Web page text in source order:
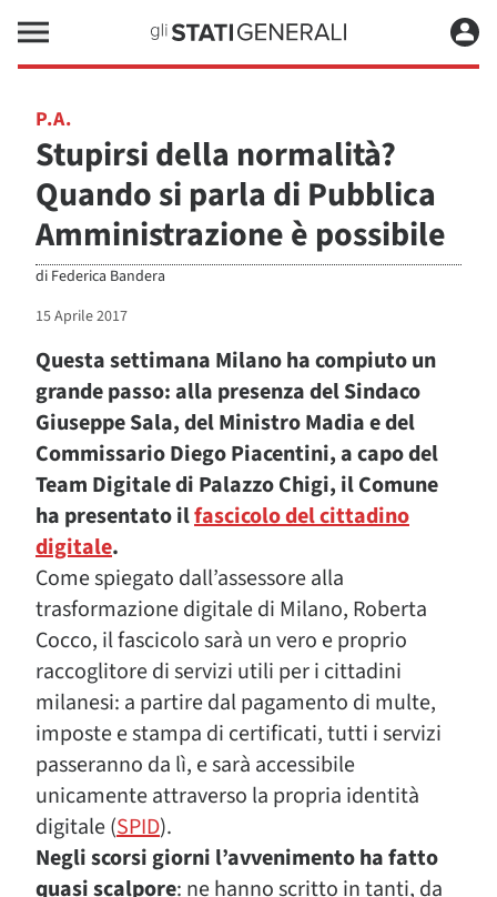
P.A.
Stupirsi della normalità?
Quando si parla di Pubblica
Amministrazione è possibile
di Federica Bandera
15 Aprile 2017
Questa settimana Milano ha compiuto un
grande passo: alla presenza del Sindaco
Giuseppe Sala, del Ministro Madia e del
Commissario Diego Piacentini, a capo del
Team Digitale di Palazzo Chigi, il Comune
ha presentato ilfascicolo del cittadino
digitale.
Come spiegato dall’assessore alla
trasformazione digitale di Milano, Roberta
Cocco, il fascicolo sarà un vero e proprio
raccoglitore di servizi utili per i cittadini
milanesi: a partire dal pagamento di multe,
imposte e stampa di certificati, tutti i servizi
passeranno da lì, e sarà accessibile
unicamente attraverso la propria identità
digitale (SPID).
Negli scorsi giorni l’avvenimento ha fatto
quasi scalpore: ne hanno scritto in tanti, da